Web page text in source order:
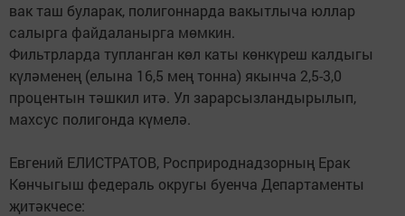
вак таш буларак, полигоннарда вакытлыча юллар
салырга файдаланырга мөмкин.
Фильтрларда тупланган көл каты көнкүреш калдыгы
күләменең (елына 16,5 мең тонна) якынча 2,5-3,0
процентын тәшкил итә. Ул зарарсызландырылып,
махсус полигонда күмелә.
Евгений ЕЛИСТРАТОВ, Росприроднадзорның Ерак
Көнчыгыш федераль округы буенча Департаменты
җитәкчесе: